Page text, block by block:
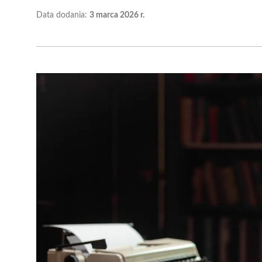
Data dodania: 3 marca 2026 r.